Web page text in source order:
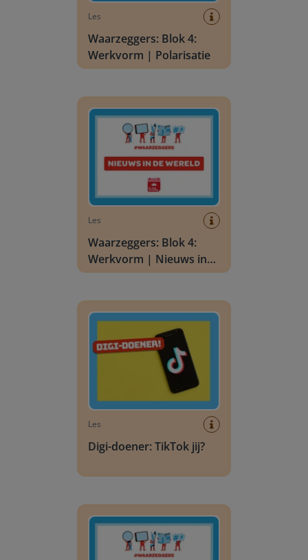
Les
Waarzeggers: Blok 4:
Werkvorm | Polarisatie
Les
Waarzeggers: Blok 4:
Werkvorm | Nieuws in
de wereld
Les
Digi-doener: TikTok jij?